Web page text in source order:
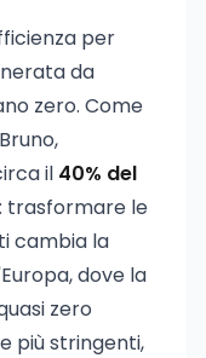
per
da
zero. Come
il 40% del
: trasformare le
cambia la
dove la
zero
più stringenti,